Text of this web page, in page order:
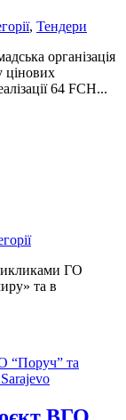
, Тендери
організація
цінових
64 FСH...
ГО
та в